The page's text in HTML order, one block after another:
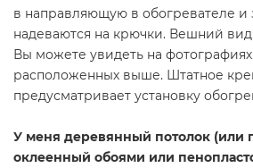
в направляющую в обогревателе и
надеваются на крючки. Вешний вид
Вы можете увидеть на
расположенных выше. Штатное
предусматривает установку
У меня деревянный потолок (или
оклеенный обоями или